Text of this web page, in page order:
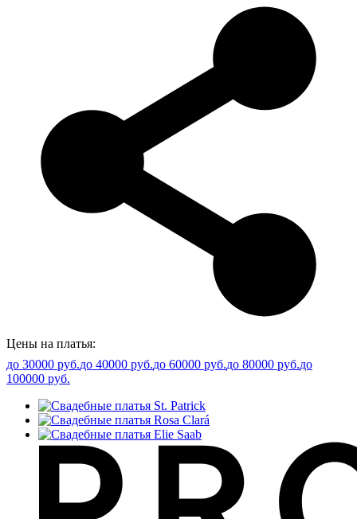
Цены на платья:
до 30000 руб.до 40000 руб.до 60000 руб.до 80000 руб.до
100000 руб.